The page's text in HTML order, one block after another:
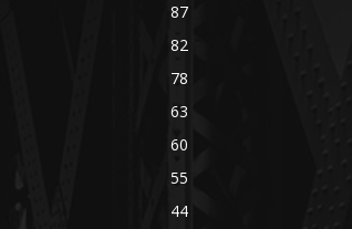
87
82
78
63
60
55
44